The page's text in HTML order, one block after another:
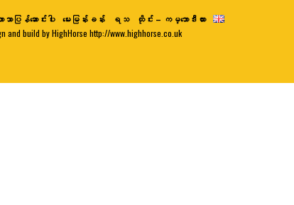
သာပြန်ဆောင်းပါး မေးမြန်းခန်း ရသ
ထိုင်း – ကမ္ဘောဒီးယား
and build by HighHorse http://www.highhorse.co.uk